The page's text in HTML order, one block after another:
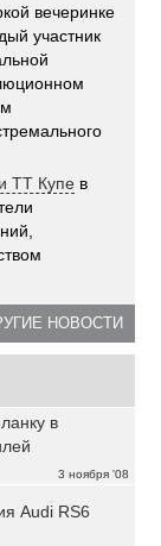
вечеринке
участник
ТТ Купе в
НОВОСТИ
3 ноября '08
в
Audi RS6